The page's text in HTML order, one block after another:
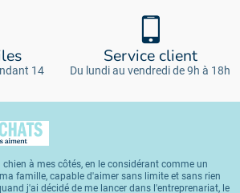
14
Service client
Du lundi au vendredi de 9h à 18h
à mes côtés, en le considérant comme un
famille, capable d'aimer sans limite et sans rien
j'ai décidé de me lancer dans l'entreprenariat, le